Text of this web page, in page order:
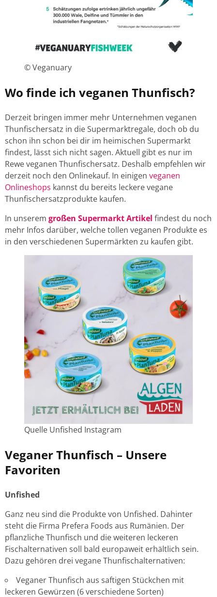
© Veganuary
Wo finde ich veganen Thunfisch?
Derzeit bringen immer mehr Unternehmen veganen
Thunfischersatz in die Supermarktregale, doch ob du
schon ihn schon bei dir im heimischen Supermarkt
findest, lässt sich nicht sagen. Aktuell gibt es nur im
Rewe veganen Thunfischersatz. Deshalb empfehlen wir
derzeit noch den Onlinekauf. In einigen veganen
Onlineshops kannst du bereits leckere vegane
Thunfischersatzprodukte kaufen.
In unserem großen Supermarkt Artikel findest du noch
mehr Infos darüber, welche tollen veganen Produkte es
in den verschiedenen Supermärkten zu kaufen gibt.
Quelle Unfished Instagram
Veganer Thunfisch – Unsere
Favoriten
Unfished
Ganz neu sind die Produkte von Unfished. Dahinter
steht die Firma Prefera Foods aus Rumänien. Der
pflanzliche Thunfisch und die weiteren leckeren
Fischalternativen soll bald europaweit erhältlich sein.
Dazu gehören drei vegane Thunfischalternativen:
Veganer Thunfisch aus saftigen Stückchen mit
leckeren Gewürzen (6 verschiedene Sorten)